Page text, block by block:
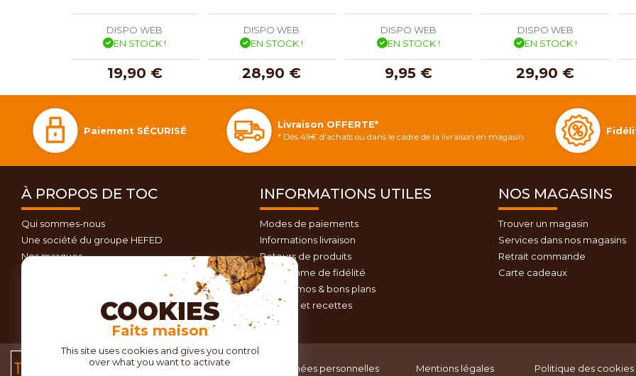
DISPO WEB
EN STOCK !
19,90 €
DISPO WEB
EN STOCK !
28,90 €
DISPO WEB
EN STOCK !
9,95 €
DISPO WEB
EN STOCK !
29,90 €
Paiement SÉCURISÉ
Livraison OFFERTE*
* Dès 49€ d'achats ou dans le cadre de la livraison en magasin
À PROPOS DE TOC
Qui sommes-nous
Une société du groupe HEFED
Nos marques
INFORMATIONS UTILES
Modes de paiements
Informations livraison
Retours de produits
Programme de fidélité
Nos promos & bons plans
Conseils et recettes
NOS MAGASINS
Trouver un magasin
Services dans nos magasins
Retrait commande
Carte cadeaux
Conditions générales
Données personnelles Mentions légales Politique des cookies
COOKIES
Faits maison
This site uses cookies and gives you control
over what you want to activate